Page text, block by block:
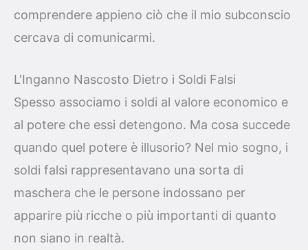
comprendere appieno ciò che il mio subconscio
cercava di comunicarmi.
L'Inganno Nascosto Dietro i Soldi Falsi
Spesso associamo i soldi al valore economico e
al potere che essi detengono. Ma cosa succede
quando quel potere è illusorio? Nel mio sogno, i
soldi falsi rappresentavano una sorta di
maschera che le persone indossano per
apparire più ricche o più importanti di quanto
non siano in realtà.